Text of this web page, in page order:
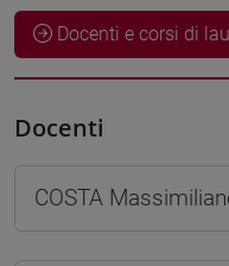
Docenti e corsi di
Docenti
COSTA